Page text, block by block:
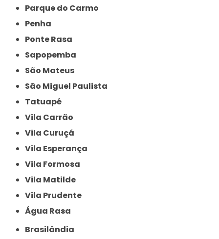
Parque do Carmo
Penha
Ponte Rasa
Sapopemba
São Mateus
São Miguel Paulista
Tatuapé
Vila Carrão
Vila Curuçá
Vila Esperança
Vila Formosa
Vila Matilde
Vila Prudente
Água Rasa
Brasilândia